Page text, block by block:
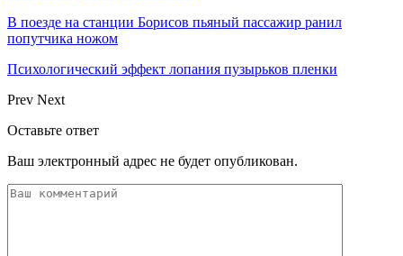
В поезде на станции Борисов пьяный пассажир ранил
попутчика ножом
Психологический эффект лопания пузырьков пленки
Prev Next
Оставьте ответ
Ваш электронный адрес не будет опубликован.